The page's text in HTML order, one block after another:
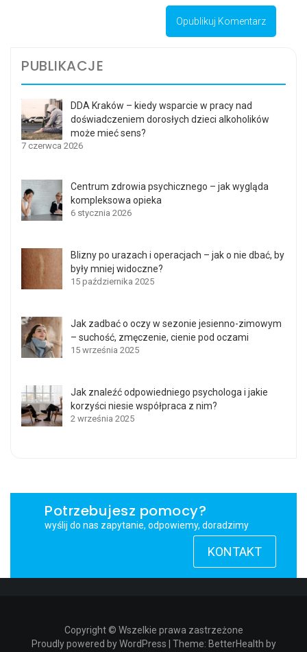
PUBLIKACJE
DDA Kraków – kiedy wsparcie w pracy nad
doświadczeniem dorosłych dzieci alkoholików
może mieć sens?
7 czerwca 2026
Centrum zdrowia psychicznego – jak wygląda
kompleksowa opieka
6 stycznia 2026
Blizny po urazach i operacjach – jak o nie dbać, by
były mniej widoczne?
15 października 2025
Jak zadbać o oczy w sezonie jesienno-zimowym
– suchość, zmęczenie, cienie pod oczami
15 września 2025
Jak znaleźć odpowiedniego psychologa i jakie
korzyści niesie współpraca z nim?
2 września 2025
Potrzebujesz pomocy?
wyślij do nas zapytanie, odpowiemy, doradzimy
KONTAKT
Copyright © Wszelkie prawa zastrzeżone
Proudly powered by WordPress | Theme: BetterHealth by